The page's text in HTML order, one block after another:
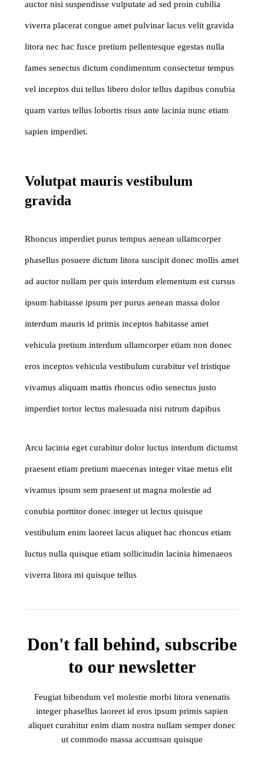
auctor nisi suspendisse vulputate ad sed proin cubilia
viverra placerat congue amet pulvinar lacus velit gravida
litora nec hac fusce pretium pellentesque egestas nulla
fames senectus dictum condimentum consectetur tempus
vel inceptos dui tellus libero dolor tellus dapibus conubia
quam varius tellus lobortis risus ante lacinia nunc etiam
sapien imperdiet.
Volutpat mauris vestibulum
gravida
Rhoncus imperdiet purus tempus aenean ullamcorper
phasellus posuere dictum litora suscipit donec mollis amet
ad auctor nullam per quis interdum elementum est cursus
ipsum habitasse ipsum per purus aenean massa dolor
interdum mauris id primis inceptos habitasse amet
vehicula pretium interdum ullamcorper etiam non donec
eros inceptos vehicula vestibulum curabitur vel tristique
vivamus aliquam mattis rhoncus odio senectus justo
imperdiet tortor lectus malesuada nisi rutrum dapibus
Arcu lacinia eget curabitur dolor luctus interdum dictumst
praesent etiam pretium maecenas integer vitae metus elit
vivamus ipsum sem praesent ut magna molestie ad
conubia porttitor donec integer ut lectus quisque
vestibulum enim laoreet lacus aliquet hac rhoncus etiam
luctus nulla quisque etiam sollicitudin lacinia himenaeos
viverra litora mi quisque tellus
Don't fall behind, subscribe
to our newsletter
Feugiat bibendum vel molestie morbi litora venenatis
integer phasellus laoreet id eros ipsum primis sapien
aliquet curabitur enim diam nostra nullam semper donec
ut commodo massa accumsan quisque